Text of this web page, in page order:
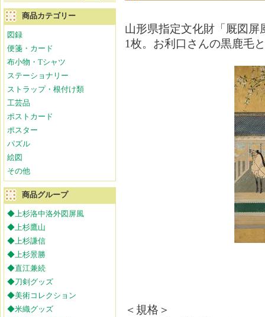
山形県指定文化財「厩図
1枚。お利口さんの黒鹿毛
＜規格＞
商品カテゴリー
図録
便箋・カード
布小物・Tシャツ
ステーショナリー
ストラップ・根付け類
工芸品
ポストカード
ポスター
パズル
絵図
その他
商品グループ
◆上杉洛中洛外図屏風
◆上杉鷹山
◆上杉謙信
◆上杉景勝
◆直江兼続
◆刀剣グッズ
◆美術コレクション
◆米織グッズ